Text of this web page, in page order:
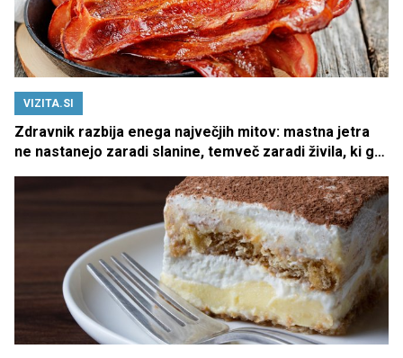
VIZITA.SI
Zdravnik razbija enega največjih mitov: mastna jetra
ne nastanejo zaradi slanine, temveč zaradi živila, ki ga